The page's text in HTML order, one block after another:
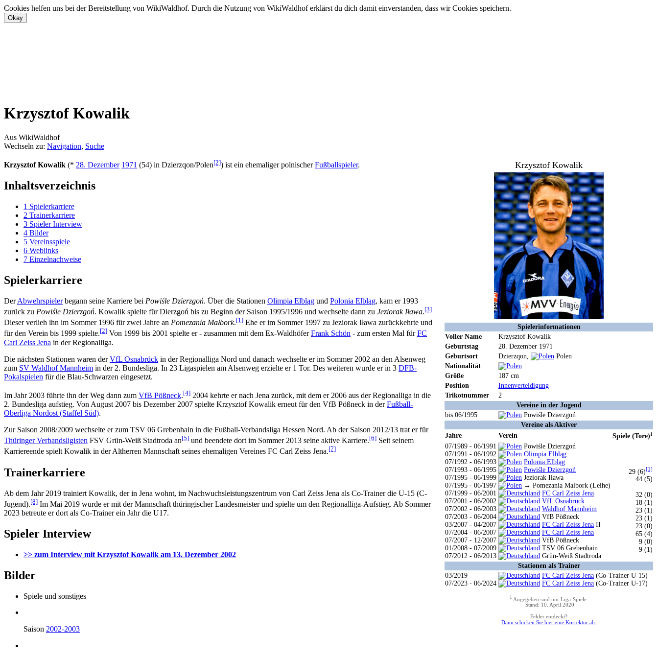
Cookies helfen uns bei der Bereitstellung von WikiWaldhof. Durch die Nutzung von WikiWaldhof erklärst du dich damit einverstanden, dass wir Cookies speichern.
Krzysztof Kowalik
Aus WikiWaldhof
Wechseln zu: Navigation, Suche
Krzysztof Kowalik
Spielerinformationen
Voller Name
Krzysztof Kowalik
Geburtstag
28. Dezember 1971
Geburtsort
Dzierzqon,
Polen
Nationalität
Größe
187 cm
Position
Innenverteidigung
Trikotnummer
2
Vereine in der Jugend
bis 06/1995
Powiśle Dzierzgoń
Vereine als Aktiver
Jahre
Verein Spiele (Tore)1
07/1989 - 06/1991
07/1991 - 06/1992
07/1992 - 06/1993
07/1993 - 06/1995
07/1995 - 06/1999
07/1995 - 06/1997
07/1999 - 06/2001
07/2001 - 06/2002
07/2002 - 06/2003
07/2003 - 06/2004
03/2007 - 04/2007
07/2004 - 06/2007
07/2007 - 12/2007
01/2008 - 07/2009
07/2012 - 06/2013
Powiśle Dzierzgoń
Olimpia Elbląg
Polonia Elbląg
Powiśle Dzierzgoń
Jeziorak Iława
→ Pomezania Malbork (Leihe)
FC Carl Zeiss Jena
VfL Osnabrück
Waldhof Mannheim
VfB Pößneck
FC Carl Zeiss Jena II
FC Carl Zeiss Jena
VfB Pößneck
TSV 06 Grebenhain
Grün-Weiß Stadtroda
29 (6)[1]
44 (5)
32 (0)
18 (1)
23 (1)
23 (1)
23 (0)
65 (4)
9 (0)
9 (1)
Stationen als Trainer
03/2019 -
07/2023 - 06/2024
FC Carl Zeiss Jena (Co-Trainer U-15)
FC Carl Zeiss Jena (Co-Trainer U-17)
1 Angegeben sind nur Liga-Spiele.
Stand: 10. April 2020
Fehler entdeckt?
Dann schicken Sie hier eine Korrektur ab.
Krzysztof Kowalik (* 28. Dezember 1971 (54) in Dzierzqon/Polen[2]) ist ein ehemaliger polnischerFußballspieler.
Inhaltsverzeichnis
1 Spielerkarriere
2 Trainerkarriere
3 Spieler Interview
4 Bilder
5 Vereinsspiele
6 Weblinks
7 Einzelnachweise
Spielerkarriere
DerAbwehrspielerbegann seine Karriere bei Powiśle Dzierzgoń. Über die Stationen Olimpia Elbląg und Polonia Elbląg, kam er 1993
zurück zu Powiśle Dzierzgoń. Kowalik spielte für Dierzgoń bis zu Beginn der Saison 1995/1996 und wechselte dann zu Jeziorak Iława.[3]
Dieser verlieh ihn im Sommer 1996 für zwei Jahre an Pomezania Małbork.[1] Ehe er im Sommer 1997 zu Jeziorak Iława zurückkehrte und
für den Verein bis 1999 spielte.[2] Von 1999 bis 2001 spielte er - zusammen mit dem Ex-WaldhöferFrank Schön - zum ersten Mal fürFC
Carl Zeiss Jena in der Regionalliga.
Die nächsten Stationen waren derVfL Osnabrück in der Regionalliga Nord und danach wechselte er im Sommer 2002 an den Alsenweg
zum SV Waldhof Mannheim in der 2. Bundesliga. In 23 Ligaspielen am Alsenweg erzielte er 1 Tor. Des weiteren wurde er in 3 DFB-
Pokalspielen für die Blau-Schwarzen eingesetzt.
Im Jahr 2003 führte ihn der Weg dann zum VfB Pößneck.[4] 2004 kehrte er nach Jena zurück, mit dem er 2006 aus der Regionalliga in die
2. Bundesliga aufstieg. Von August 2007 bis Dezember 2007 spielte Krzysztof Kowalik erneut für den VfB Pößneck in derFußball-
Oberliga Nordost (Staffel Süd).
Zur Saison 2008/2009 wechselte er zum TSV 06 Grebenhain in die Fußball-Verbandsliga Hessen Nord. Ab der Saison 2012/13 trat er für
Thüringer Verbandsligisten FSV Grün-Weiß Stadtroda an[5] und beendete dort im Sommer 2013 seine aktive Karriere.[6] Seit seinem
Karriereende spielt Kowalik in der Altherren Mannschaft seines ehemaligen Vereines FC Carl Zeiss Jena.[7]
Trainerkarriere
Ab dem Jahr 2019 trainiert Kowalik, der in Jena wohnt, im Nachwuchsleistungszentrum von Carl Zeiss Jena als Co-Trainer die U-15 (C-
Jugend).[8] Im Mai 2019 wurde er mit der Mannschaft thüringischer Landesmeister und spielte um den Regionalliga-Aufstieg. Ab Sommer
2023 betreute er dort als Co-Trainer ein Jahr die U17.
Spieler Interview
>> zum Interview mit Krzysztof Kowalik am 13. Dezember 2002
Bilder
Spiele und sonstiges
Saison 2002-2003